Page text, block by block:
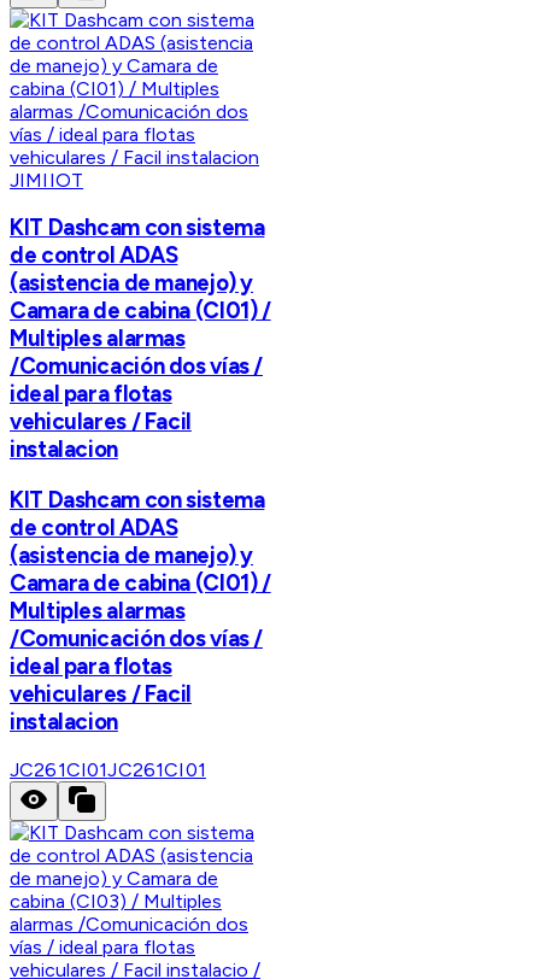
JIMIIOT
KIT Dashcam con sistema
de control ADAS
(asistencia de manejo) y
Camara de cabina (CI01) /
Multiples alarmas
/Comunicación dos vías /
ideal para flotas
vehiculares / Facil
instalacion
KIT Dashcam con sistema
de control ADAS
(asistencia de manejo) y
Camara de cabina (CI01) /
Multiples alarmas
/Comunicación dos vías /
ideal para flotas
vehiculares / Facil
instalacion
JC261CI01JC261CI01